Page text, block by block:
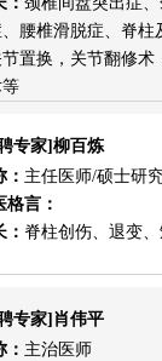
腰椎滑脱症、脊柱
置换，关节翻修术
专家]柳百炼
： 主任医师/硕士研
格言：
： 脊柱创伤、退变
专家]肖伟平
： 主治医师